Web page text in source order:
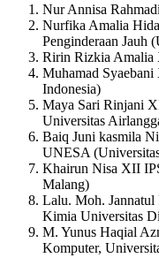
Nur Annisa
Nurfika Amalia
Penginderaan Jauh
Ririn Rizkia Amalia
Muhamad
Indonesia)
Maya Sari Rinjani
Universitas
Baiq Juni kasmila
UNESA
Khairun Nisa XII
Malang)
Lalu. Moh.
Kimia Universitas
M. Yunus Haqial
Komputer,